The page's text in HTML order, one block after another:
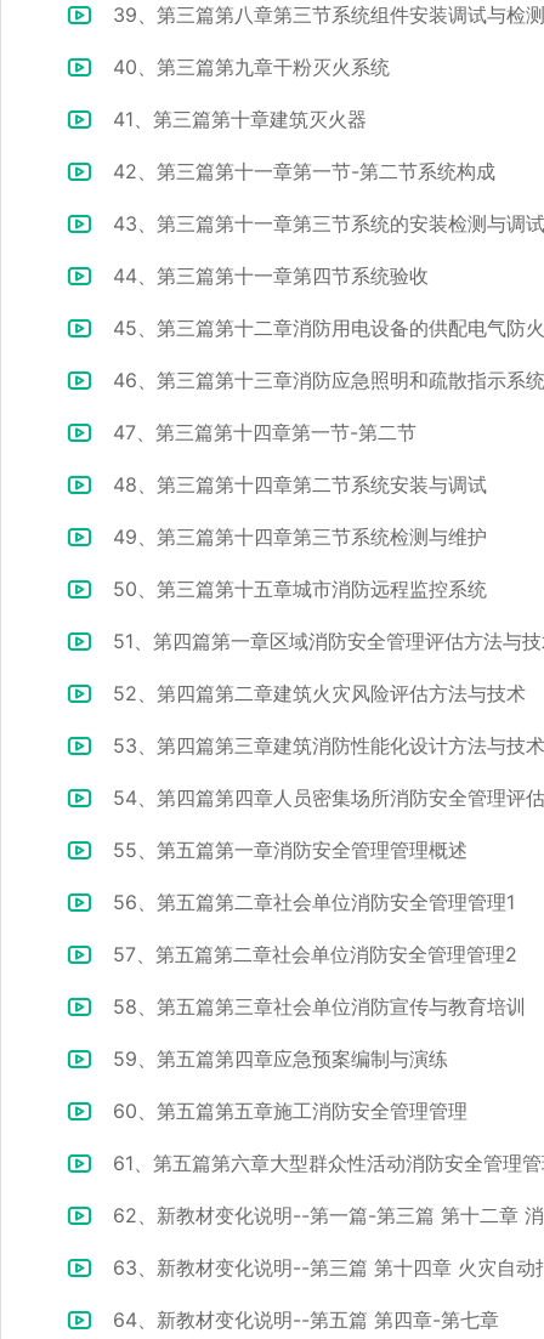
39、第三篇第八章第三节系统组件安装调试与检
40、第三篇第九章干粉灭火系统
41、第三篇第十章建筑灭火器
42、第三篇第十一章第一节-第二节系统构成
43、第三篇第十一章第三节系统的安装检测与调试
44、第三篇第十一章第四节系统验收
45、第三篇第十二章消防用电设备的供配电气防火
46、第三篇第十三章消防应急照明和疏散指示系统
47、第三篇第十四章第一节-第二节
48、第三篇第十四章第二节系统安装与调试
49、第三篇第十四章第三节系统检测与维护
50、第三篇第十五章城市消防远程监控系统
51、第四篇第一章区域消防安全管理评估方法与
52、第四篇第二章建筑火灾风险评估方法与技术
53、第四篇第三章建筑消防性能化设计方法与技
54、第四篇第四章人员密集场所消防安全管理评
55、第五篇第一章消防安全管理管理概述
56、第五篇第二章社会单位消防安全管理管理1
57、第五篇第二章社会单位消防安全管理管理2
58、第五篇第三章社会单位消防宣传与教育培训
59、第五篇第四章应急预案编制与演练
60、第五篇第五章施工消防安全管理管理
61、第五篇第六章大型群众性活动消防安全管理
62、新教材变化说明--第一篇-第三篇 第十二章
63、新教材变化说明--第三篇 第十四章 火灾自动
64、新教材变化说明--第五篇 第四章-第七章